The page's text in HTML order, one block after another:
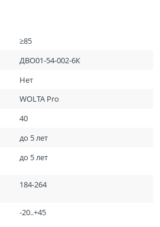
≥85
ДВО01-54-002-6К
Нет
WOLTA Pro
40
до 5 лет
до 5 лет
184-264
-20..+45